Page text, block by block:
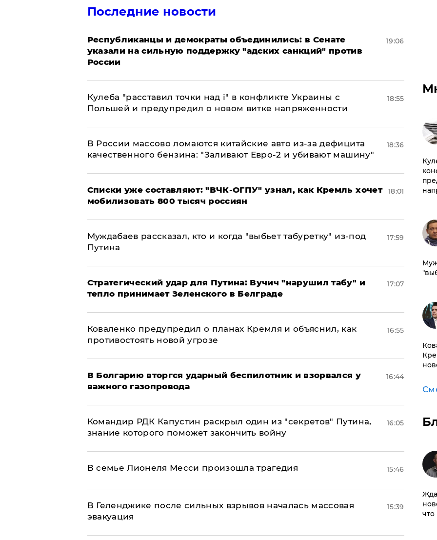
Последние новости
Республиканцы и демократы объединились: в Сенате
указали на сильную поддержку "адских санкций" против
России
19:06
Кулеба "расставил точки над і" в конфликте Украины с
Польшей и предупредил о новом витке напряженности
18:55
В России массово ломаются китайские авто из-за дефицита
качественного бензина: "Заливают Евро-2 и убивают машину"
18:36
Списки уже составляют: "ВЧК-ОГПУ" узнал, как Кремль хочет
мобилизовать 800 тысяч россиян
18:01
Муждабаев рассказал, кто и когда "выбьет табуретку" из-под
Путина
17:59
Стратегический удар для Путина: Вучич "нарушил табу" и
тепло принимает Зеленского в Белграде
17:07
Коваленко предупредил о планах Кремля и объяснил, как
противостоять новой угрозе
16:55
В Болгарию вторгся ударный беспилотник и взорвался у
важного газопровода
16:44
Командир РДК Капустин раскрыл один из "секретов" Путина,
знание которого поможет закончить войну
16:05
В семье Лионеля Месси произошла трагедия 15:46
В Геленджике после сильных взрывов началась массовая
эвакуация
15:39
что